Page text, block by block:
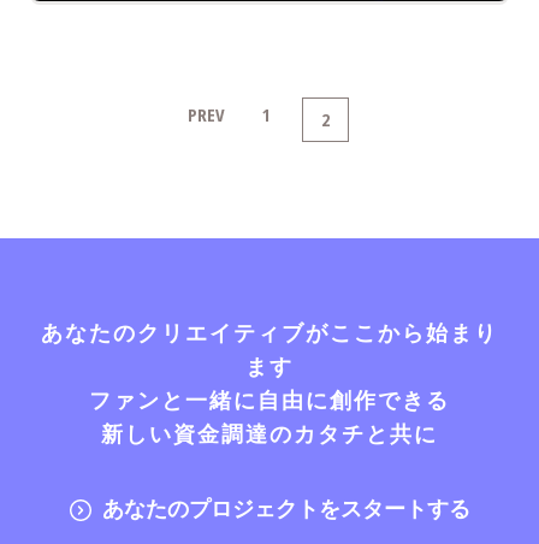
PREV 1 2
あなたのクリエイティブがここから始まり
ます
ファンと一緒に自由に創作できる
新しい資金調達のカタチと共に
あなたのプロジェクトをスタートする